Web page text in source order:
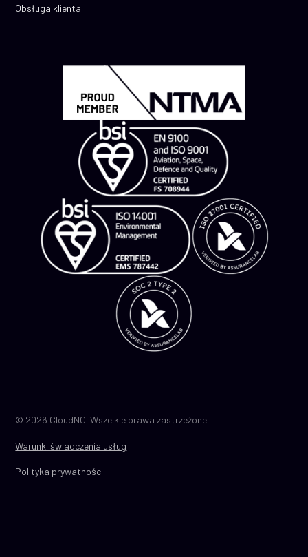
Obsługa klienta
Warunki świadczenia usług
Polityka prywatności
© 2026 CloudNC. Wszelkie prawa zastrzeżone.